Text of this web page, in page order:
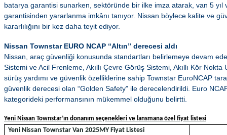
batarya garantisi sunarken, sektöründe bir ilke imza atarak, van 5 yıl
garantisinden yararlanma imkânı tanıyor. Nissan böylece kalite ve
kararlılığını bir kez daha teyit ediyor.
Nissan Townstar EURO NCAP “Altın” derecesi aldı
Nissan, araç güvenliği konusunda standartları belirlemeye devam
Sistemi ve Acil Frenleme, Akıllı Çevre Görüş Sistemi, Akıllı Kör Nokta
sürüş yardımı ve güvenlik özelliklerine sahip Townstar EuroNCAP
güvenlik derecesi olan “Golden Safety” ile derecelendirildi. Euro
kategorideki performansının mükemmel olduğunu belirtti.
Yeni Nissan Townstar’ın donanım seçenekleri ve lansmana özel fiyat listesi
Yeni Nissan Townstar Van 2025MY Fiyat Listesi